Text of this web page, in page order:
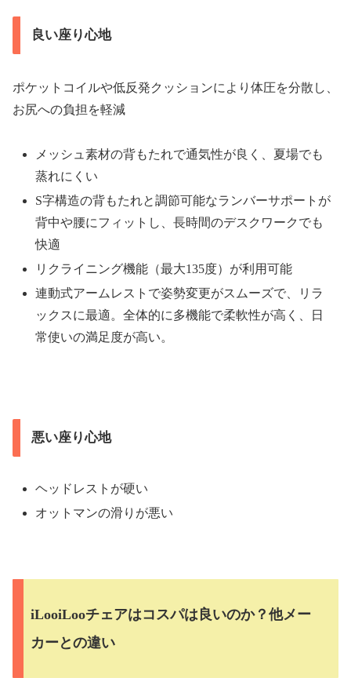
良い座り心地
ポケットコイルや低反発クッションにより体圧を分散し、
お尻への負担を軽減
メッシュ素材の背もたれで通気性が良く、夏場でも
蒸れにくい
S字構造の背もたれと調節可能なランバーサポートが
背中や腰にフィットし、長時間のデスクワークでも
快適
リクライニング機能（最大135度）が利用可能
連動式アームレストで姿勢変更がスムーズで、リラ
ックスに最適。全体的に多機能で柔軟性が高く、日
常使いの満足度が高い。
悪い座り心地
ヘッドレストが硬い
オットマンの滑りが悪い
iLooiLooチェアはコスパは良いのか？他メー
カーとの違い